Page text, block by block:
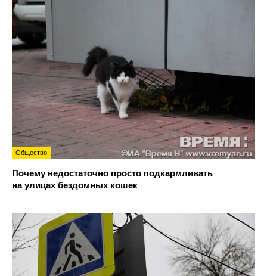
Общество
Почему недостаточно просто подкармливать
на улицах бездомных кошек